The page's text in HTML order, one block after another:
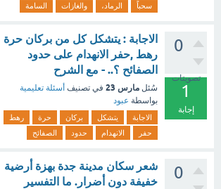
سحباً
الرماد، والغازات السامة
0
تصويتات
1
إجابة
الاجابة : يتشكل كل من بركان حرة
رهط ,حفر الانهدام على حدود
الصفائح ؟.. - مع الشرح
سُئل مارس 23 في تصنيف أسئلة تعليمية
بواسطة عبود
الاجابة يتشكل بركان حرة
رهط
حفر
الانهدام حدود الصفائح
0
شعر سكان مدينة جدة بهزة أرضية
خفيفة دون أضرار. ما التفسير